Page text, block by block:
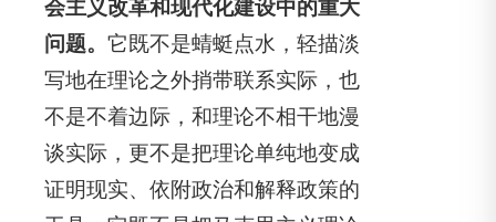
会主义改革和现代化建设中的重大
问题。 它既不是蜻蜓点水，轻描淡
写地在理论之外捎带联系实际，也
不是不着边际，和理论不相干地漫
谈实际，更不是把理论单纯地变成
证明现实、依附政治和解释政策的